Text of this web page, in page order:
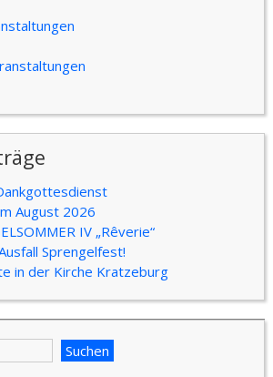
August 2026
IV „Rêverie“
Sprengelfest!
in der Kirche Kratzeburg